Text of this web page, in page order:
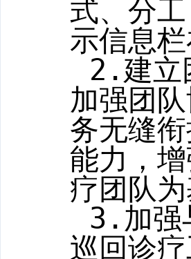
式、分
示信息
2. 建立
加强团
务无缝
能力，
疗团队
3. 加强
巡回诊